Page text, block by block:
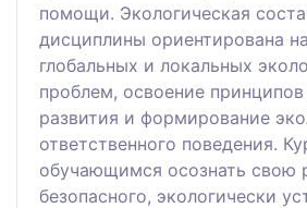
помощи. Экологическая
дисциплины ориентирована
глобальных и локальных
проблем, освоение
развития и формирование
ответственного поведения.
обучающимся осознать свою
безопасного, экологически